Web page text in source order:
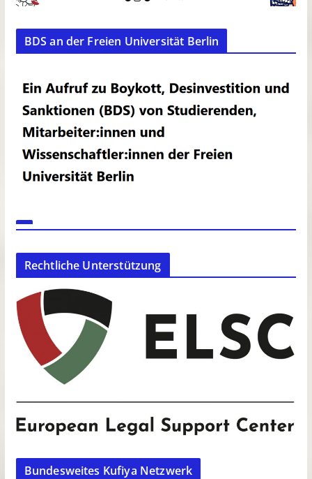
BDS an der Freien Universität Berlin
Rechtliche Unterstützung
Bundesweites Kufiya Netzwerk